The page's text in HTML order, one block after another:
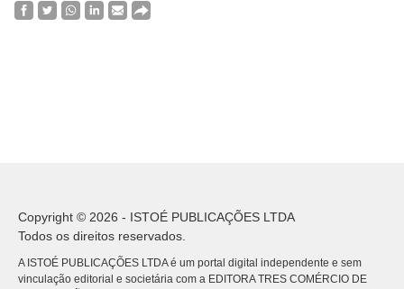
Copyright © 2026 - ISTOÉ PUBLICAÇÕES LTDA
Todos os direitos reservados.
A ISTOÉ PUBLICAÇÕES LTDA é um portal digital independente e sem
vinculação editorial e societária com a EDITORA TRES COMÉRCIO DE